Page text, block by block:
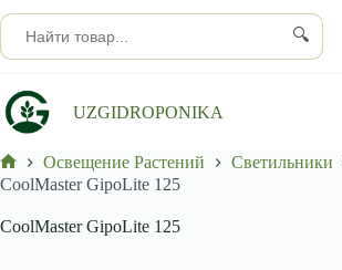
к
сути
🔍
UZGIDROPONIKA
Главная
Освещение Растений
Светильники
CoolMaster GipoLite 125
CoolMaster GipoLite 125